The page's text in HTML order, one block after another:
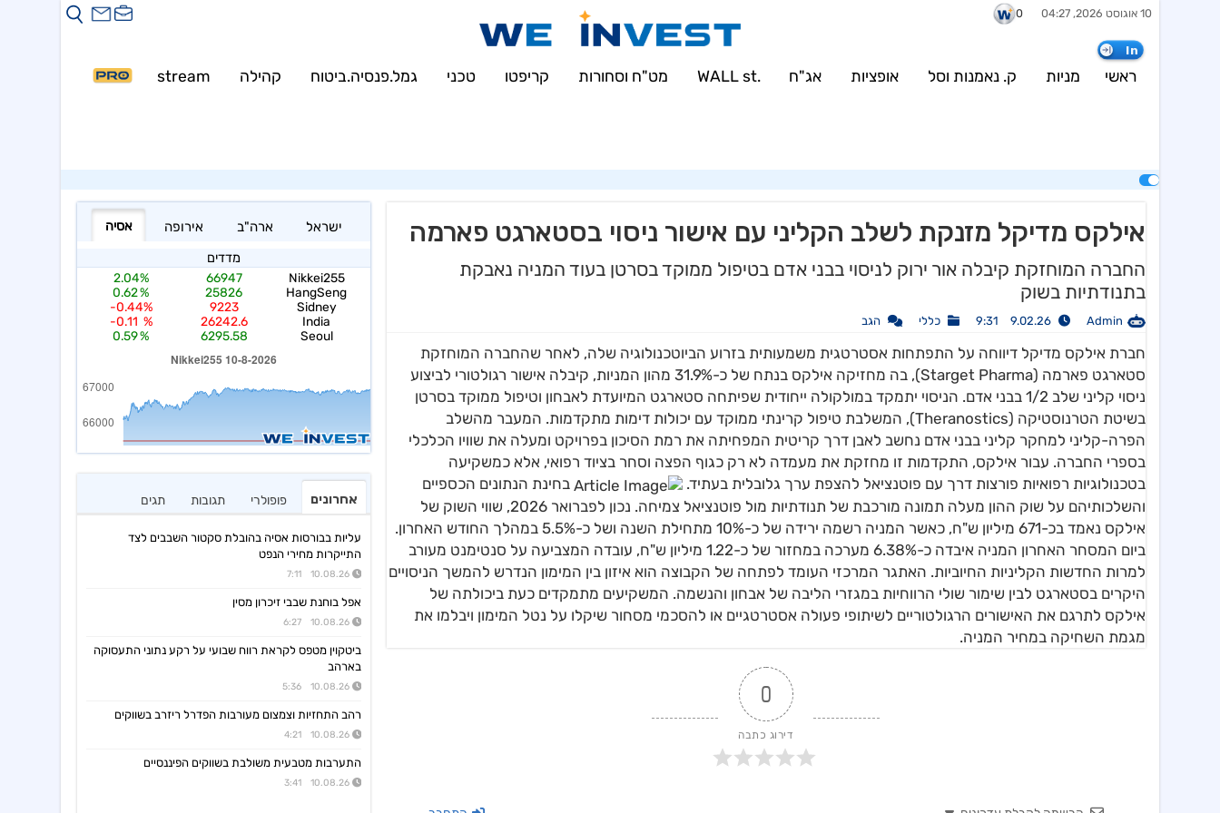
10 אוגוסט 2026, 04:27
In
0
ראשי מניות ק. נאמנות וסל אופציות אג"ח .WALL st מט"ח וסחורות קריפטו טכני גמל.פנסיה.ביטוח קהילה stream
PRO
Warning : mysqli::__construct(): (HY000/1226): User 'u414896523_maofData' has exceeded the 'max_connections_per_hour' resource (current value: 500) in
/var/www/weinvest.co.il/wp-
/var/www/weinvest.co.il/wp-content/plugins/config/configBosData.phpon line
אילקס מדיקל מזנקת לשלב הקליני עם אישור ניסוי בסטארגט פארמה
החברה המוחזקת קיבלה אור ירוק לניסוי בבני אדם בטיפול ממוקד בסרטן בעוד המניה נאבקת
בתנודתיות בשוק
Admin
9.02.26 9:31 כללי הגב
חברת אילקס מדיקל דיווחה על התפתחות אסטרטגית משמעותית בזרוע הביוטכנולוגיה שלה, לאחר שהחברה המוחזקת
סטארגט פארמה (Starget Pharma), בה מחזיקה אילקס בנתח של כ-31.9% מהון המניות, קיבלה אישור רגולטורי לביצוע
ניסוי קליני שלב 1/2 בבני אדם. הניסוי יתמקד במולקולה ייחודית שפיתחה סטארגט המיועדת לאבחון וטיפול ממוקד בסרטן
בשיטת הטרנוסטיקה (Theranostics), המשלבת טיפול קרינתי ממוקד עם יכולות דימות מתקדמות. המעבר מהשלב
הפרה-קליני למחקר קליני בבני אדם נחשב לאבן דרך קריטית המפחיתה את רמת הסיכון בפרויקט ומעלה את שוויו הכלכלי
בספרי החברה. עבור אילקס, התקדמות זו מחזקת את מעמדה לא רק כגוף הפצה וסחר בציוד רפואי, אלא כמשקיעה
בטכנולוגיות רפואיות פורצות דרך עם פוטנציאל להצפת ערך גלובלית בעתיד.
בחינת הנתונים הכספיים
והשלכותיהם על שוק ההון מעלה תמונה מורכבת של תנודתיות מול פוטנציאל צמיחה. נכון לפברואר 2026, שווי השוק של
אילקס נאמד בכ-671 מיליון ש"ח, כאשר המניה רשמה ירידה של כ-10% מתחילת השנה ושל כ-5.5% במהלך החודש האחרון.
ביום המסחר האחרון המניה איבדה כ-6.38% מערכה במחזור של כ-1.22 מיליון ש"ח, עובדה המצביעה על סנטימנט מעורב
למרות החדשות הקליניות החיוביות. האתגר המרכזי העומד לפתחה של הקבוצה הוא איזון בין המימון הנדרש להמשך הניסויים
היקרים בסטארגט לבין שימור שולי הרווחיות במגזרי הליבה של אבחון והנשמה. המשקיעים מתמקדים כעת ביכולתה של
אילקס לתרגם את האישורים הרגולטוריים לשיתופי פעולה אסטרטגיים או להסכמי מסחור שיקלו על נטל המימון ויבלמו את
מגמת השחיקה במחיר המניה.
0
דירוג כתבה
אחרונים פופולרי תגובות תגים
עליות בבורסות אסיה בהובלת סקטור השבבים לצד
התייקרות מחירי הנפט
10.08.26 7:11
אפל בוחנת שבבי זיכרון מסין
10.08.26 6:27
ביטקוין מטפס לקראת רווח שבועי על רקע נתוני התעסוקה
בארהב
10.08.26 5:36
רהב התחזיות וצמצום מעורבות הפדרל ריזרב בשווקים
10.08.26 4:21
התערבות מטבעית משולבת בשווקים הפיננסיים
10.08.26 3:41